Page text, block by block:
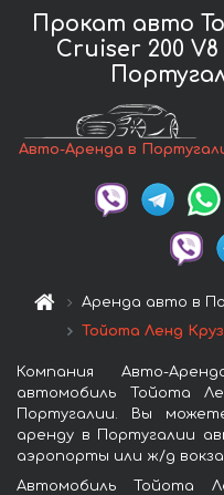
Прокат авто
Cruiser 200 V8
Авто-Аренда в
Аренда авто в
Тойота Ленд
Компания Авто-
автомобиль Тойота
Португалии. Вы
аренду в Португалии
аэропорты или ж/д
Автомобиль Тойота